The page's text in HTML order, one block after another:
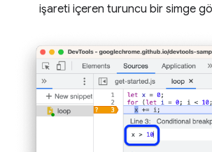
işareti içeren turuncu bir simge